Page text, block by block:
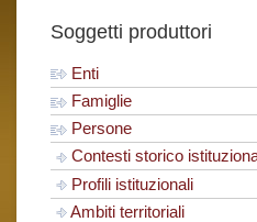
Soggetti produttori
Enti
Famiglie
Persone
Contesti storico
Profili istituzionali
Ambiti territoriali